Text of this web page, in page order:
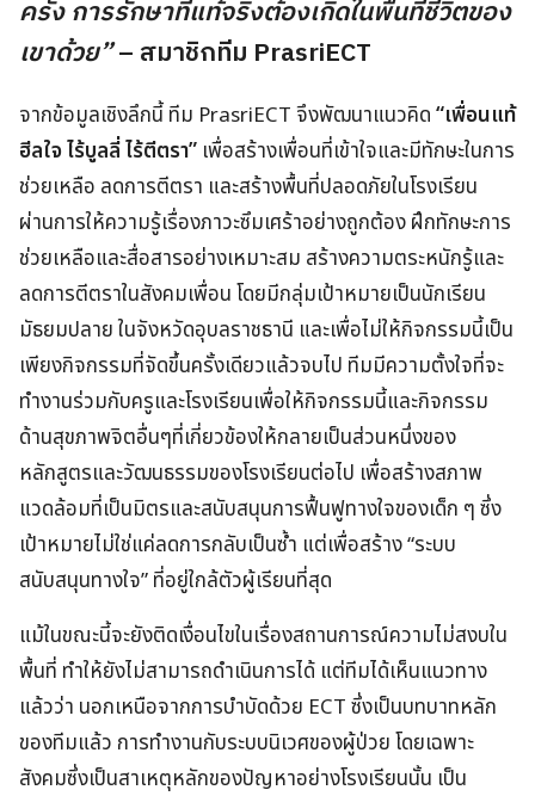
ครั้ง การรักษาที่แท้จริงต้องเกิดในพื้นที่ชีวิตของ
เขาด้วย”– สมาชิกทีม PrasriECT
จากข้อมูลเชิงลึกนี้ ทีม PrasriECT จึงพัฒนาแนวคิด“เพื่อนแท้
ฮีลใจ ไร้บูลลี่ ไร้ตีตรา” เพื่อสร้างเพื่อนที่เข้าใจและมีทักษะในการ
ช่วยเหลือ ลดการตีตรา และสร้างพื้นที่ปลอดภัยในโรงเรียน
ผ่านการให้ความรู้เรื่องภาวะซึมเศร้าอย่างถูกต้อง ฝึกทักษะการ
ช่วยเหลือและสื่อสารอย่างเหมาะสม สร้างความตระหนักรู้และ
ลดการตีตราในสังคมเพื่อน โดยมีกลุ่มเป้าหมายเป็นนักเรียน
มัธยมปลาย ในจังหวัดอุบลราชธานี และเพื่อไม่ให้กิจกรรมนี้เป็น
เพียงกิจกรรมที่จัดขึ้นครั้งเดียวแล้วจบไป ทีมมีความตั้งใจที่จะ
ทำงานร่วมกับครูและโรงเรียนเพื่อให้กิจกรรมนี้และกิจกรรม
ด้านสุขภาพจิตอื่นๆที่เกี่ยวข้องให้กลายเป็นส่วนหนึ่งของ
หลักสูตรและวัฒนธรรมของโรงเรียนต่อไป เพื่อสร้างสภาพ
แวดล้อมที่เป็นมิตรและสนับสนุนการฟื้นฟูทางใจของเด็ก ๆ ซึ่ง
เป้าหมายไม่ใช่แค่ลดการกลับเป็นซ้ำ แต่เพื่อสร้าง “ระบบ
สนับสนุนทางใจ” ที่อยู่ใกล้ตัวผู้เรียนที่สุด
แม้ในขณะนี้จะยังติดเงื่อนไขในเรื่องสถานการณ์ความไม่สงบใน
พื้นที่ ทำให้ยังไม่สามารถดำเนินการได้ แต่ทีมได้เห็นแนวทาง
แล้วว่า นอกเหนือจากการบำบัดด้วย ECT ซึ่งเป็นบทบาทหลัก
ของทีมแล้ว การทำงานกับระบบนิเวศของผู้ป่วย โดยเฉพาะ
สังคมซึ่งเป็นสาเหตุหลักของปัญหาอย่างโรงเรียนนั้น เป็น